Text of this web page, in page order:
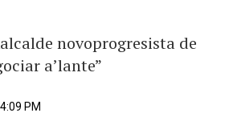
novoprogresista de
a’lante”
PM